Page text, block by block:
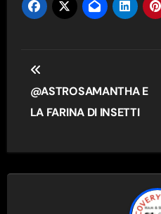
Navigazione
articoli
@ASTROSAMANTHA E
LA FARINA DI INSETTI